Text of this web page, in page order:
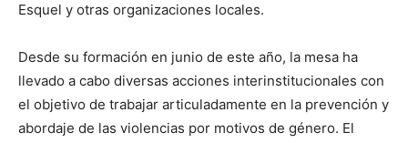
Esquel y otras organizaciones locales.
Desde su formación en junio de este año, la mesa ha
llevado a cabo diversas acciones interinstitucionales con
el objetivo de trabajar articuladamente en la prevención y
abordaje de las violencias por motivos de género. El